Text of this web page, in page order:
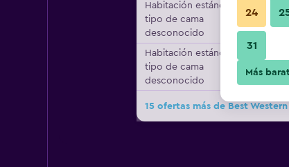
Habitación estándar,
tipo de cama
desconocido
Habitación estándar,
tipo de cama
desconocido
15 ofertas más de Best
24
31
Más